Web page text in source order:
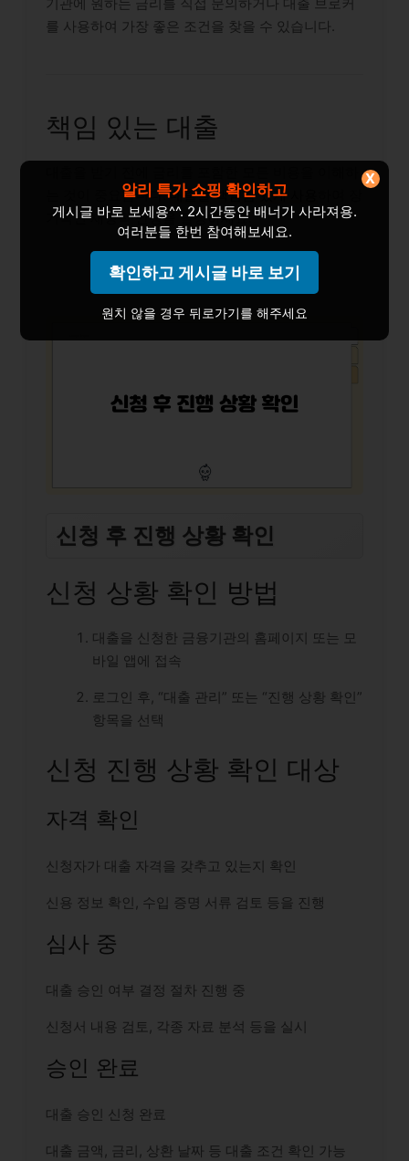
를 사용하여 가장 좋은 조건을 찾을 수 있습니다.
책임 있는 대출
는 것이 중요합니다.대출을 책임감 있게 사용
기적인 재정적 안정을 달성하세요.
신청 후 진행 상황 확인
신청 상황 확인 방법
대출을 신청한 금융기관의 홈페이지 또는 모
바일 앱에 접속
로그인 후, “대출 관리” 또는 “진행 상황 확인”
항목을 선택
신청 진행 상황 확인 대상
자격 확인
신청자가 대출 자격을 갖추고 있는지 확인
신용 정보 확인, 수입 증명 서류 검토 등을 진행
심사 중
대출 승인 여부 결정 절차 진행 중
신청서 내용 검토, 각종 자료 분석 등을 실시
승인 완료
대출 승인 신청 완료
대출 금액, 금리, 상환 날짜 등 대출 조건 확인 가능
알리 특가 쇼핑 확인하고
게시글 바로 보세용^^. 2시간동안 배너가 사라져용.
여러분들 한번 참여해보세요.
확인하고 게시글 바로 보기
원치 않을 경우 뒤로가기를 해주세요
X